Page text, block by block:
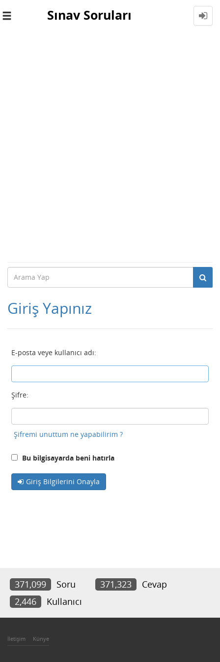
Toggle
Sınav Soruları
Giriş Yapınız
E-posta veye kullanıcı adı:
Şifre:
Şifremi unuttum ne yapabilirim ?
Bu bilgisayarda beni hatırla
Giriş Bilgilerini Onayla
371,099 Soru 371,323
Cevap
2,446
Kullanıcı
İletişim Künye